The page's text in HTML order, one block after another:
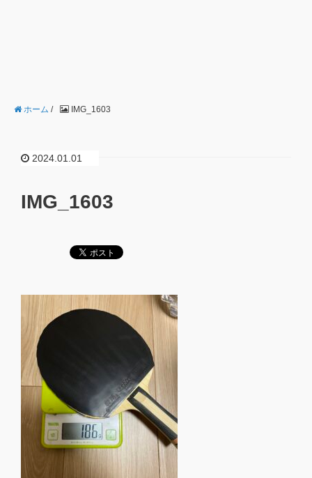
ホーム / IMG_1603
2024.01.01
IMG_1603